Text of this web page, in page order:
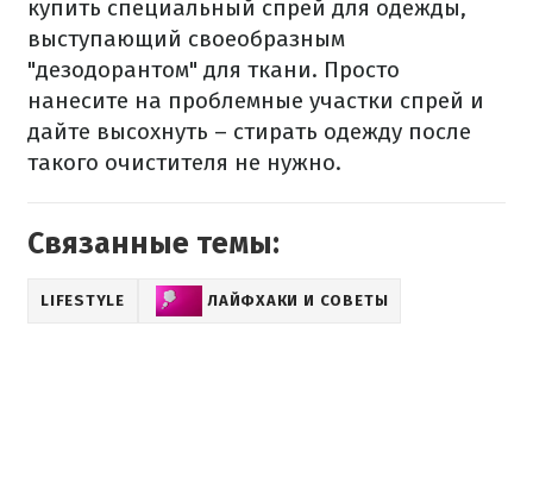
купить специальный спрей для одежды,
выступающий своеобразным
"дезодорантом" для ткани. Просто
нанесите на проблемные участки спрей и
дайте высохнуть – стирать одежду после
такого очистителя не нужно.
Связанные темы:
LIFESTYLE ЛАЙФХАКИ И СОВЕТЫ